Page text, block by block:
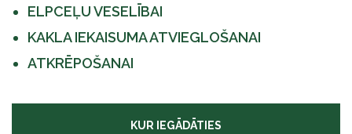
ELPCEĻU VESELĪBAI
KAKLA IEKAISUMA ATVIEGLOŠANAI
ATKRĒPOŠANAI
KUR IEGĀDĀTIES